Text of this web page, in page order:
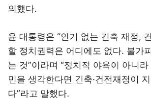
의했다.
윤 대통령은 “인기 없는 긴축 재정,
할 정치권력은 어디에도 없다. 불가
는 것”이라며 “정치적 야욕이 아니
민을 생각한다면 긴축·건전재정이
다”라고 말했다.